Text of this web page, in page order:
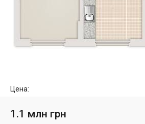
Цена:
1.1 млн грн